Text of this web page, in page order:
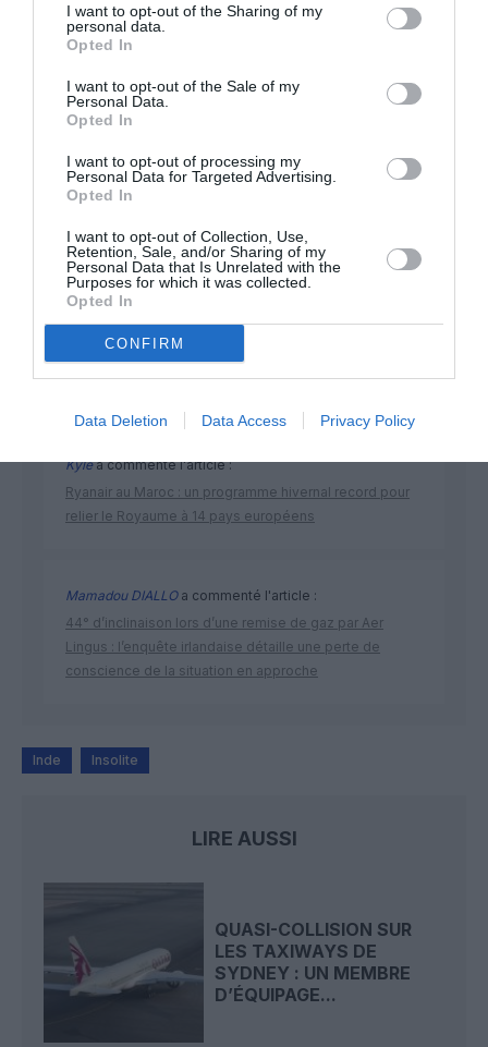
I want to opt-out of the Sharing of my
personal data.
Opted In
I want to opt-out of the Sale of my
Personal Data.
Opted In
I want to opt-out of processing my
Personal Data for Targeted Advertising.
Opted In
I want to opt-out of Collection, Use,
Retention, Sale, and/or Sharing of my
Personal Data that Is Unrelated with the
Purposes for which it was collected.
Opted In
CONFIRM
Data Deletion Data Access Privacy Policy
FAIRE UN DON
Soutenez Air Journal participez
à son
DERNIERS COMMENTAIRES
Kylea commenté l'article :
Ryanair au Maroc : un programme hivernal record pour
relier le Royaume à 14 pays européens
Mamadou DIALLOa commenté l'article :
44° d’inclinaison lors d’une remise de gaz par Aer
Lingus : l’enquête irlandaise détaille une perte de
conscience de la situation en approche
Inde Insolite
LIRE AUSSI
QUASI-COLLISION SUR
LES TAXIWAYS DE
SYDNEY : UN MEMBRE
D’ÉQUIPAGE...